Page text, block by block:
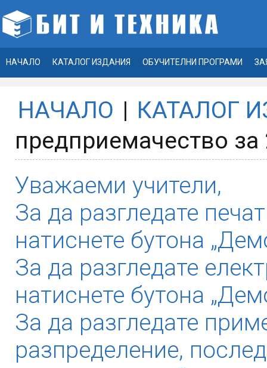
НАЧАЛО КАТАЛОГ ИЗДАНИЯ ОБУЧИТЕЛНИ ПРОГРАМИ
НАЧАЛО | КАТАЛОГ
предприемачество за
Уважаеми учители,
За да разгледате
натиснете бутона
За да разгледате
натиснете бутона
За да разгледате
разпределение,